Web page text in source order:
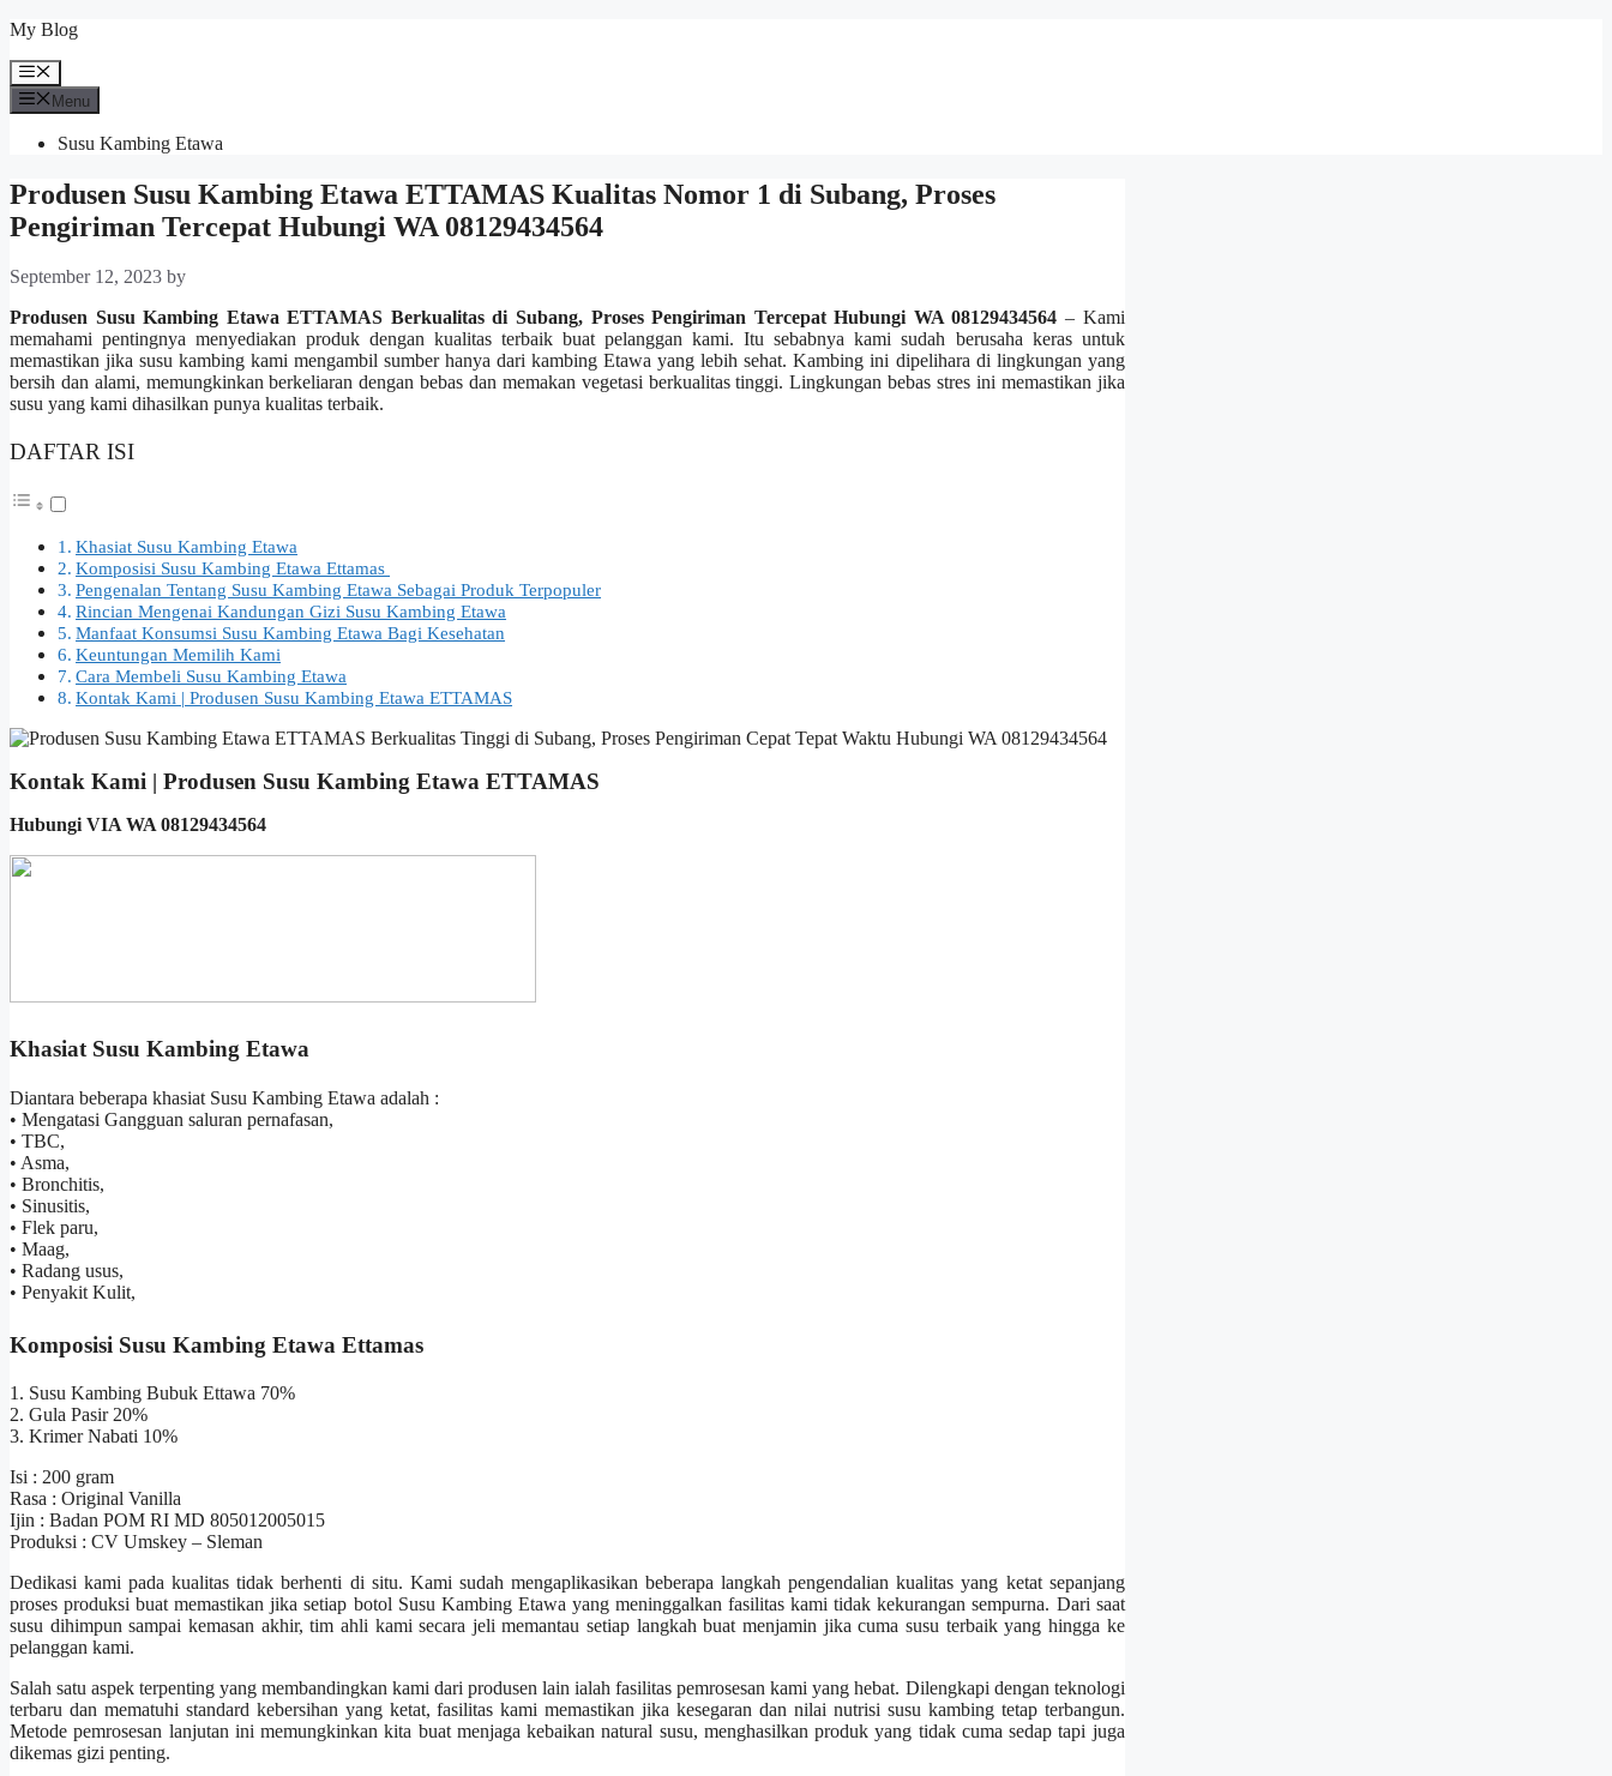
Skip
content
My Blog
Menu
Menu
Susu Kambing Etawa
Produsen Susu Kambing Etawa ETTAMAS Kualitas Nomor 1 di Subang, Proses
Pengiriman Tercepat Hubungi WA 08129434564
September 12, 2023 by
Produsen Susu Kambing Etawa ETTAMAS Berkualitas di Subang, Proses Pengiriman Tercepat Hubungi WA 08129434564 – Kami
memahami pentingnya menyediakan produk dengan kualitas terbaik buat pelanggan kami. Itu sebabnya kami sudah berusaha keras untuk
memastikan jika susu kambing kami mengambil sumber hanya dari kambing Etawa yang lebih sehat. Kambing ini dipelihara di lingkungan yang
bersih dan alami, memungkinkan berkeliaran dengan bebas dan memakan vegetasi berkualitas tinggi. Lingkungan bebas stres ini memastikan jika
susu yang kami dihasilkan punya kualitas terbaik.
DAFTAR ISI
Khasiat Susu Kambing Etawa
Komposisi Susu Kambing Etawa Ettamas
Pengenalan Tentang Susu Kambing Etawa Sebagai Produk Terpopuler
Rincian Mengenai Kandungan Gizi Susu Kambing Etawa
Manfaat Konsumsi Susu Kambing Etawa Bagi Kesehatan
Keuntungan Memilih Kami
Cara Membeli Susu Kambing Etawa
Kontak Kami | Produsen Susu Kambing Etawa ETTAMAS
Kontak Kami | Produsen Susu Kambing Etawa ETTAMAS
Hubungi VIA WA 08129434564
Khasiat Susu Kambing Etawa
Diantara beberapa khasiat Susu Kambing Etawa adalah :
• Mengatasi Gangguan saluran pernafasan,
• TBC,
• Asma,
• Bronchitis,
• Sinusitis,
• Flek paru,
• Maag,
• Radang usus,
• Penyakit Kulit,
Komposisi Susu Kambing Etawa Ettamas
1. Susu Kambing Bubuk Ettawa 70%
2. Gula Pasir 20%
3. Krimer Nabati 10%
Isi : 200 gram
Rasa : Original Vanilla
Ijin : Badan POM RI MD 805012005015
Produksi : CV Umskey – Sleman
Dedikasi kami pada kualitas tidak berhenti di situ. Kami sudah mengaplikasikan beberapa langkah pengendalian kualitas yang ketat sepanjang
proses produksi buat memastikan jika setiap botol Susu Kambing Etawa yang meninggalkan fasilitas kami tidak kekurangan sempurna. Dari saat
susu dihimpun sampai kemasan akhir, tim ahli kami secara jeli memantau setiap langkah buat menjamin jika cuma susu terbaik yang hingga ke
pelanggan kami.
Salah satu aspek terpenting yang membandingkan kami dari produsen lain ialah fasilitas pemrosesan kami yang hebat. Dilengkapi dengan teknologi
terbaru dan mematuhi standard kebersihan yang ketat, fasilitas kami memastikan jika kesegaran dan nilai nutrisi susu kambing tetap terbangun.
Metode pemrosesan lanjutan ini memungkinkan kita buat menjaga kebaikan natural susu, menghasilkan produk yang tidak cuma sedap tapi juga
dikemas gizi penting.